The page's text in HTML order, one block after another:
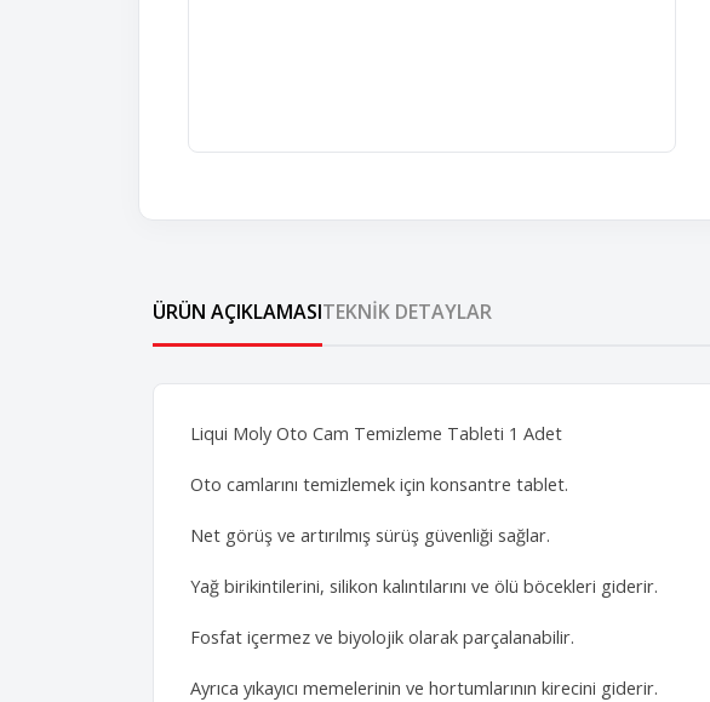
ÜRÜN AÇIKLAMASITEKNIK DETAYLAR
Liqui Moly Oto Cam Temizleme Tableti 1 Adet
Oto camlarını temizlemek için konsantre tablet.
Net görüş ve artırılmış sürüş güvenliği sağlar.
Yağ birikintilerini, silikon kalıntılarını ve ölü böcekleri giderir.
Fosfat içermez ve biyolojik olarak parçalanabilir.
Ayrıca yıkayıcı memelerinin ve hortumlarının kirecini giderir.